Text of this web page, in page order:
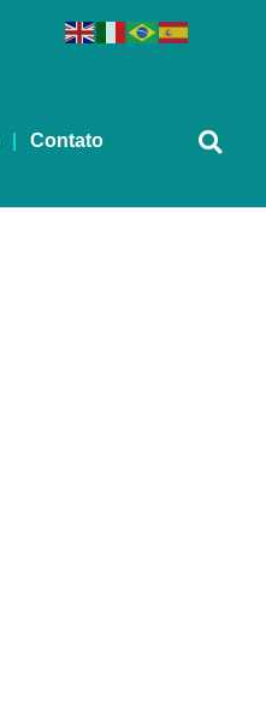
Contato